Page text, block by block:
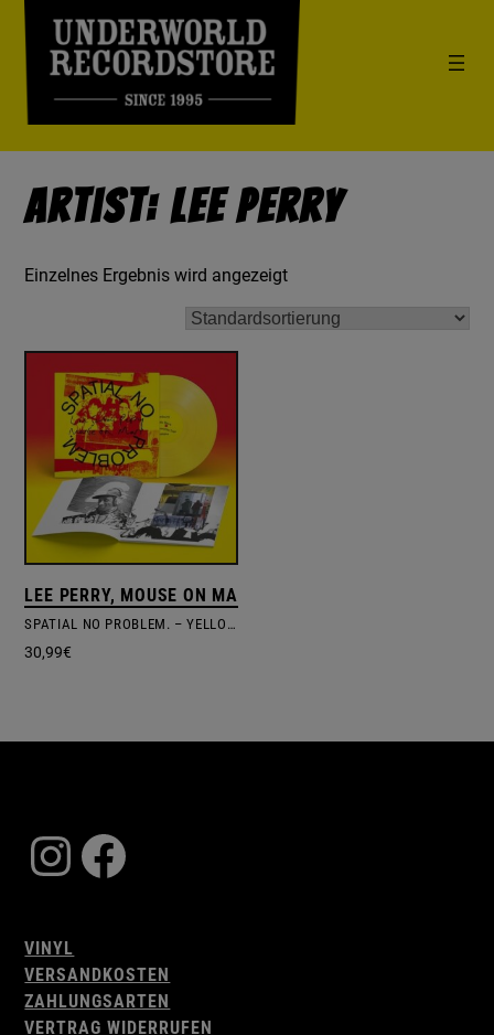
Artist: Lee Perry
Einzelnes Ergebnis wird angezeigt
LEE PERRY, MOUSE ON MARS
SPATIAL NO PROBLEM. – YELLOW VINYL EDITION
30,99€
Instagram
Facebook
VINYL
VERSANDKOSTEN
ZAHLUNGSARTEN
VERTRAG WIDERRUFEN